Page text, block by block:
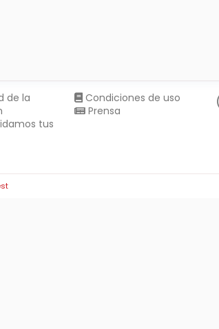
de la
tus
Condiciones de uso
Prensa